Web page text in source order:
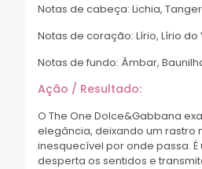
Notas de cabeça: Lichia,
Notas de coração: Lírio, Lírio do
Notas de fundo: Âmbar,
Ação / Resultado:
O The One Dolce&Gabbana
elegância, deixando um rastro
inesquecível por onde passa.
desperta os sentidos e